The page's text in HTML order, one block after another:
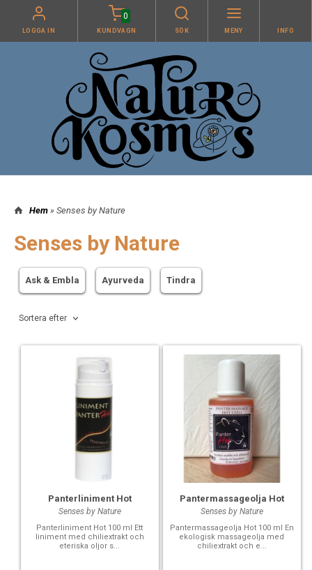
LOGGA IN
0
KUNDVAGN SÖK MENY INFO
Hem » Senses by Nature
Senses by Nature
Ask & Embla Ayurveda Tindra
Sortera efter
Panterliniment Hot
Senses by Nature
Panterliniment Hot 100 ml Ett
liniment med chiliextrakt och
eteriska oljor s...
Pantermassageolja Hot
Senses by Nature
Pantermassageolja Hot 100 ml En
ekologisk massageolja med
chiliextrakt och e...